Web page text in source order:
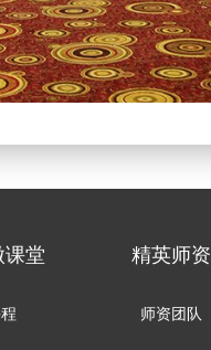
堂 精英师资
师资团队